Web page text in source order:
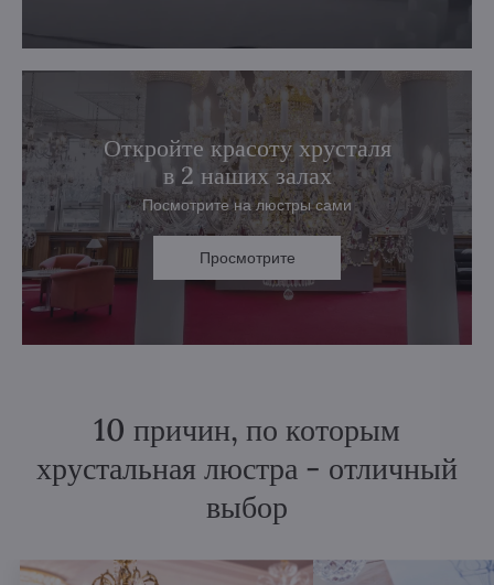
Откройте красоту хрусталя
в 2 наших залах
Посмотрите на люстры сами
Просмотрите
10 причин, по которым
хрустальная люстра - отличный
выбор